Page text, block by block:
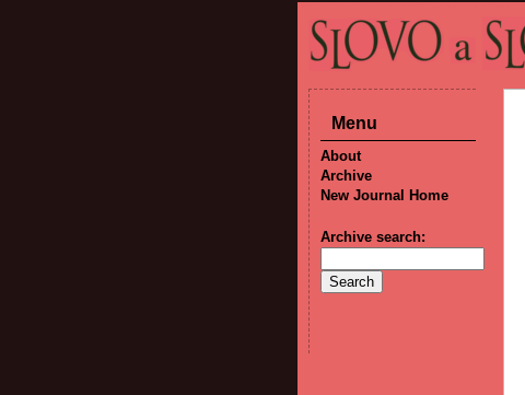
Menu
About
Archive
New Journal Home
Archive search: